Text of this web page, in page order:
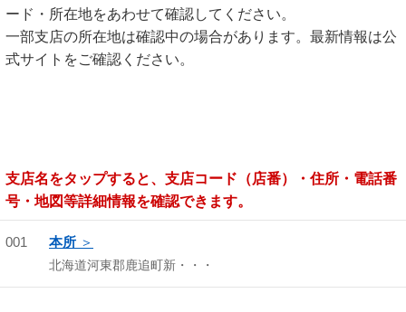
ード・所在地をあわせて確認してください。
一部支店の所在地は確認中の場合があります。最新情報は公
式サイトをご確認ください。
支店名をタップすると、支店コード（店番）・住所・電話番
号・地図等詳細情報を確認できます。
001 本所
北海道河東郡鹿追町新・・・